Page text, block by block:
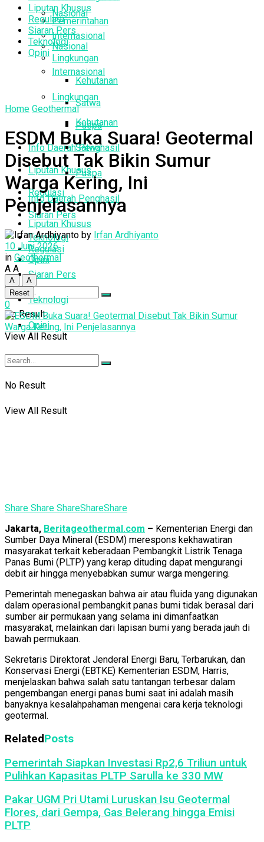
Nasional
Internasional
Lingkungan
Kehutanan
Satwa
Puspa
Info Daerah Penghasil
Liputan Khusus
Regulasi
Siaran Pers
Teknologi
Opini
No Result
View All Result
Pemerintahan
Nasional
Internasional
Lingkungan
Kehutanan
Satwa
Puspa
Info Daerah Penghasil
Liputan Khusus
Regulasi
Siaran Pers
Teknologi
Opini
No Result
View All Result
Liputan Khusus
Regulasi
Siaran Pers
Teknologi
Opini
Home Geothermal
ESDM Buka Suara! Geotermal
Disebut Tak Bikin Sumur
Warga Kering, Ini
Penjelasannya
by Irfan Ardhiyanto
10 Juni 2026
in Geothermal
A A
A
A
Reset
0
Share Share ShareShareShare
Jakarta, Beritageothermal.com – Kementerian Energi dan
Sumber Daya Mineral (ESDM) merespons kekhawatiran
masyarakat terkait keberadaan Pembangkit Listrik Tenaga
Panas Bumi (PLTP) yang kerap dituding dapat mengurangi
debit air hingga menyebabkan sumur warga mengering.
Pemerintah menegaskan bahwa air atau fluida yang digunakan
dalam operasional pembangkit panas bumi tidak berasal dari
sumber air permukaan yang selama ini dimanfaatkan
masyarakat, melainkan dari lapisan bumi yang berada jauh di
bawah permukaan.
Sekretaris Direktorat Jenderal Energi Baru, Terbarukan, dan
Konservasi Energi (EBTKE) Kementerian ESDM, Harris,
menjelaskan bahwa salah satu tantangan terbesar dalam
pengembangan energi panas bumi saat ini adalah masih
banyaknya kesalahpahaman mengenai cara kerja teknologi
geotermal.
RelatedPosts
Pemerintah Siapkan Investasi Rp2,6 Triliun untuk
Pulihkan Kapasitas PLTP Sarulla ke 330 MW
Pakar UGM Pri Utami Luruskan Isu Geotermal
Flores, dari Gempa, Gas Belerang hingga Emisi
PLTP